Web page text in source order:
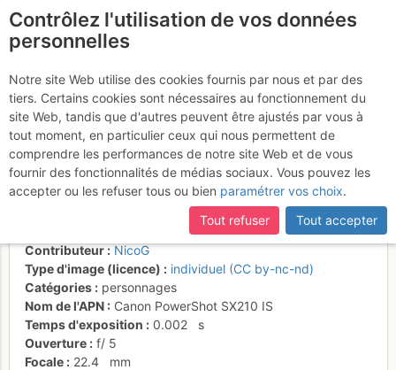
Mont Aiguille - Nicolas
M, solide Premier, dans le
Pilier Sud
20 oct. 2012 15:05
Contributeur
NicoG
Type d'image (licence)
individuel (CC by-nc-nd)
Catégories
personnages
Nom de l'APN
Canon PowerShot SX210 IS
Temps d'exposition
0.002
s
Ouverture
f/ 5
Focale
22.4
mm
Contrôlez l'utilisation de vos données
personnelles
Notre site Web utilise des cookies fournis par nous et par des
tiers. Certains cookies sont nécessaires au fonctionnement du
site Web, tandis que d'autres peuvent être ajustés par vous à
tout moment, en particulier ceux qui nous permettent de
comprendre les performances de notre site Web et de vous
fournir des fonctionnalités de médias sociaux. Vous pouvez les
accepter ou les refuser tous ou bien paramétrer vos choix.
Tout refuser
Tout accepter